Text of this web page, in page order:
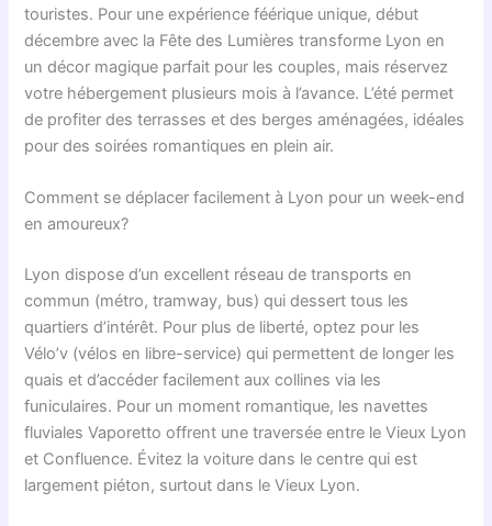
touristes. Pour une expérience féérique unique, début
décembre avec la Fête des Lumières transforme Lyon en
un décor magique parfait pour les couples, mais réservez
votre hébergement plusieurs mois à l’avance. L’été permet
de profiter des terrasses et des berges aménagées, idéales
pour des soirées romantiques en plein air.
Comment se déplacer facilement à Lyon pour un week-end
en amoureux?
Lyon dispose d’un excellent réseau de transports en
commun (métro, tramway, bus) qui dessert tous les
quartiers d’intérêt. Pour plus de liberté, optez pour les
Vélo’v (vélos en libre-service) qui permettent de longer les
quais et d’accéder facilement aux collines via les
funiculaires. Pour un moment romantique, les navettes
fluviales Vaporetto offrent une traversée entre le Vieux Lyon
et Confluence. Évitez la voiture dans le centre qui est
largement piéton, surtout dans le Vieux Lyon.